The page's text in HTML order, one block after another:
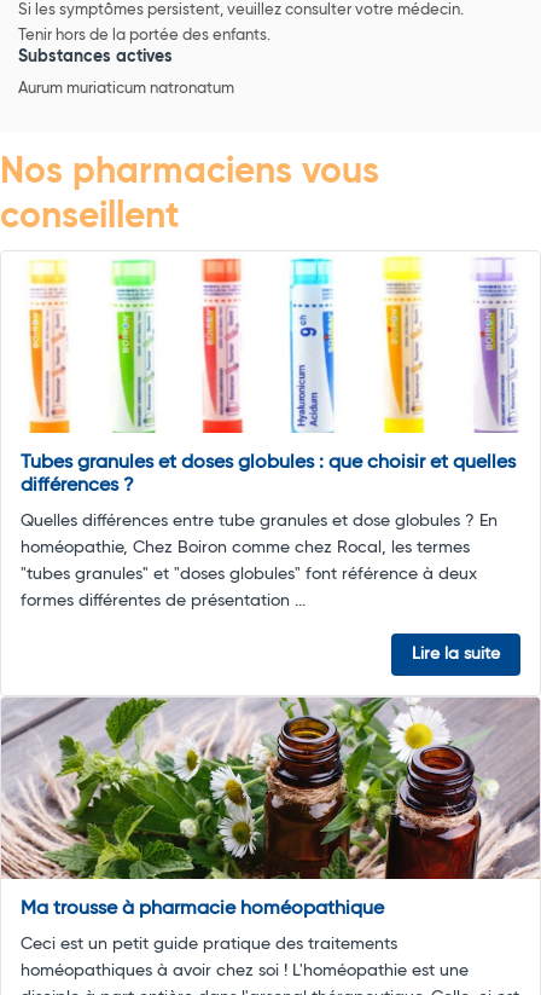
Si les symptômes persistent, veuillez consulter votre médecin.
Tenir hors de la portée des enfants.
Substances actives
Aurum muriaticum natronatum
Nos pharmaciens vous
conseillent
Tubes granules et doses globules : que choisir et quelles
différences ?
Quelles différences entre tube granules et dose globules ? En
homéopathie, Chez Boiron comme chez Rocal, les termes
"tubes granules" et "doses globules" font référence à deux
formes différentes de présentation ...
Lire la suite
Ma trousse à pharmacie homéopathique
Ceci est un petit guide pratique des traitements
homéopathiques à avoir chez soi ! L'homéopathie est une